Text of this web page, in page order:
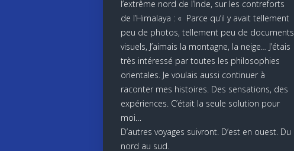
l’extrême nord de l’Inde, sur les contreforts
de l’Himalaya : « Parce qu’il y avait tellement
peu de photos, tellement peu de documents
visuels, J’aimais la montagne, la neige… J’étais
très intéressé par toutes les philosophies
orientales. Je voulais aussi continuer à
raconter mes histoires. Des sensations, des
expériences. C’était la seule solution pour
moi…
D’autres voyages suivront. D’est en ouest. Du
nord au sud.